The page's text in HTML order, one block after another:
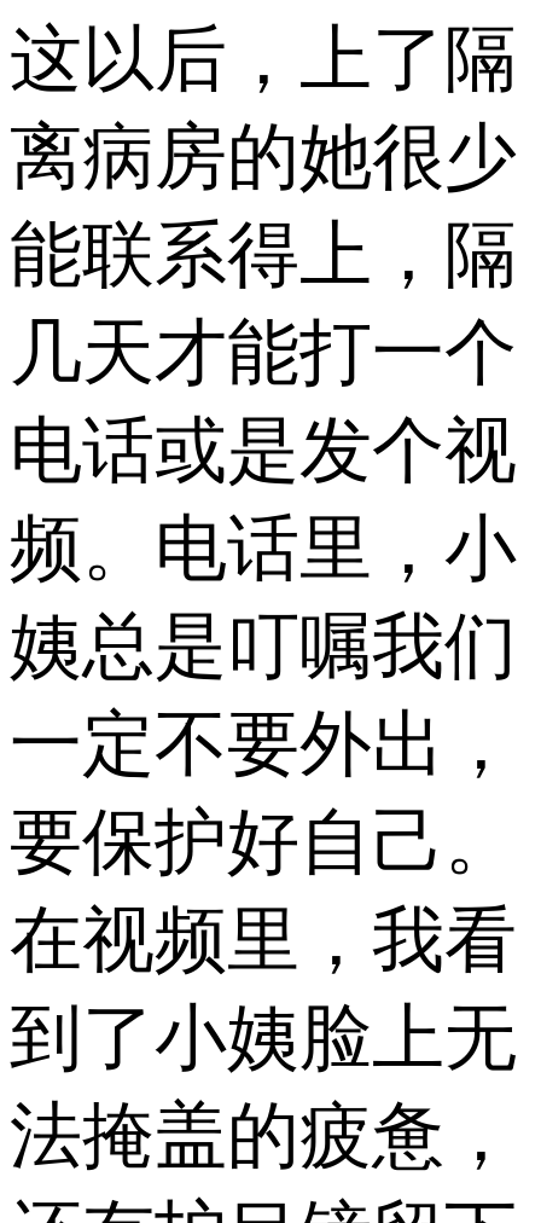
这以后，上了隔
离病房的她很少
能联系得上，隔
几天才能打一个
电话或是发个视
频。电话里，小
姨总是叮嘱我们
一定不要外出，
要保护好自己。
在视频里，我看
到了小姨脸上无
法掩盖的疲惫，